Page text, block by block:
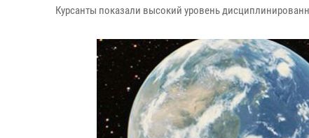
Курсанты показали высокий уровень